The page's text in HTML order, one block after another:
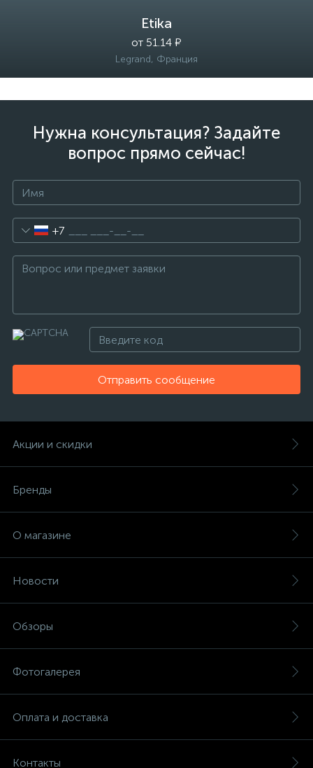
Etika
от 51.14 ₽
Legrand, Франция
Нужна консультация? Задайте
вопрос прямо сейчас!
+7
Отправить сообщение
Акции и скидки
Бренды
О магазине
Новости
Обзоры
Фотогалерея
Оплата и доставка
Контакты